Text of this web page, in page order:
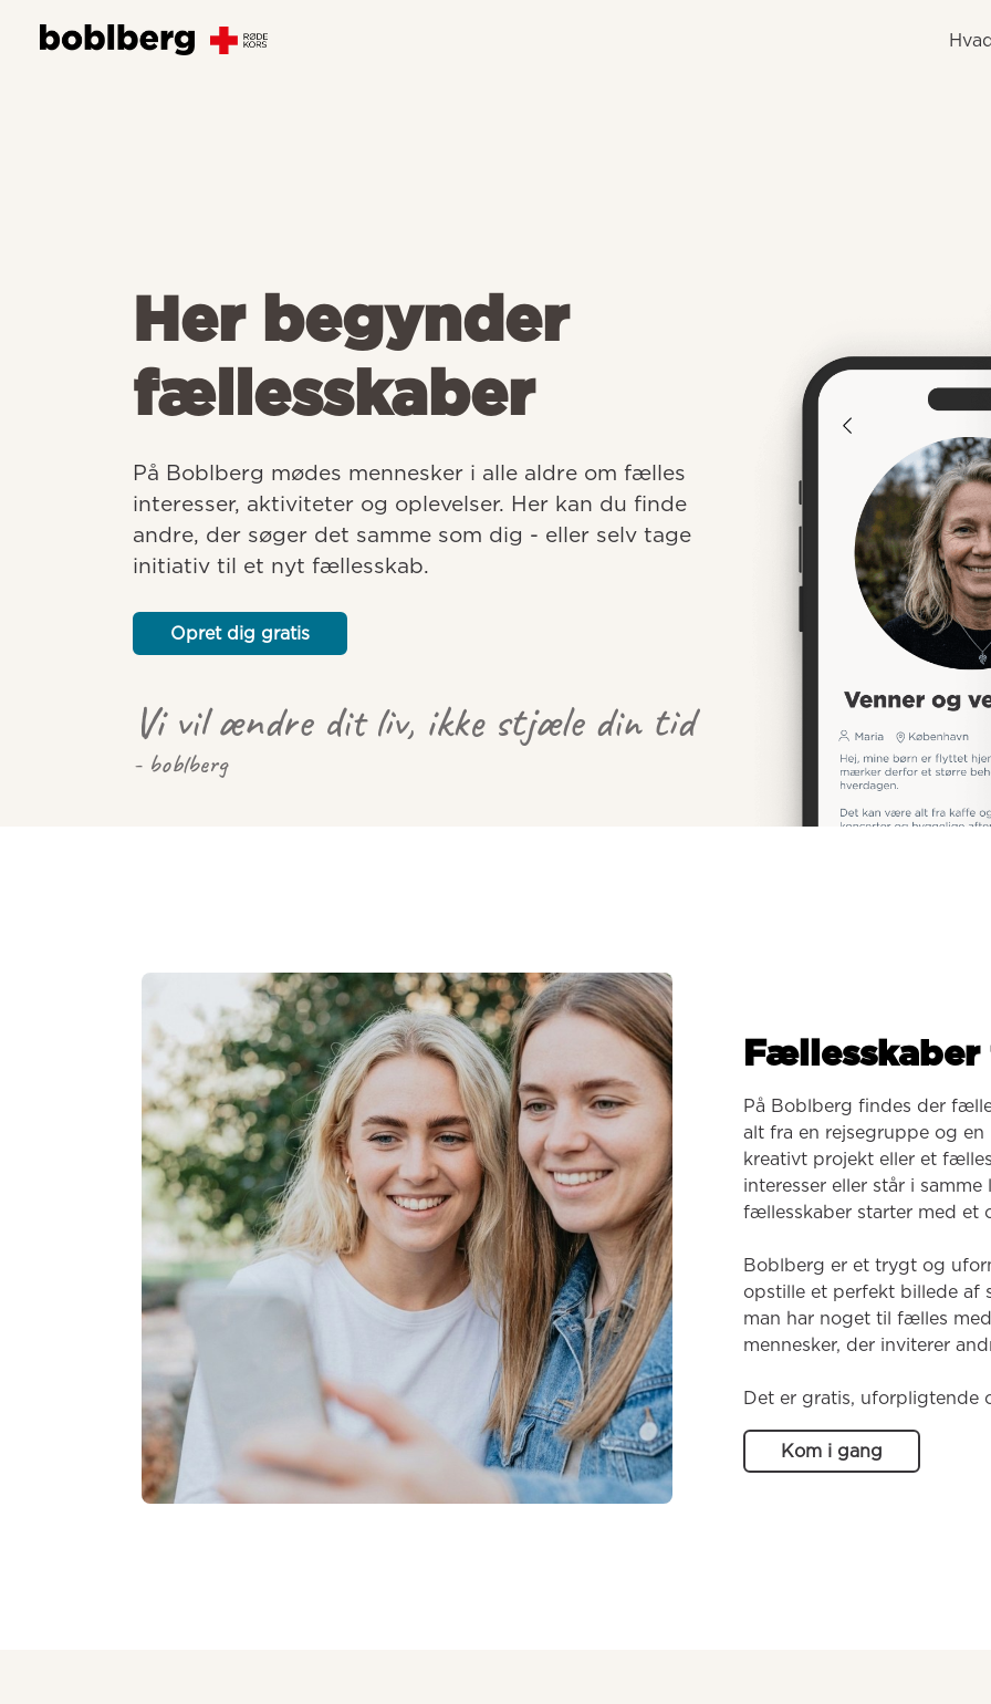
Her begynder
fællesskaber
På Boblberg mødes mennesker i alle aldre om fælles
interesser, aktiviteter og oplevelser. Her kan du finde
andre, der søger det samme som dig - eller selv tage
initiativ til et nyt fællesskab.
Opret dig gratis
Vi vil ændre dit liv, ikke stjæle din tid
- boblberg
På Boblberg findes der
alt fra en rejsegruppe og
kreativt projekt eller et
interesser eller står i
fællesskaber starter med et
Boblberg er et trygt og
opstille et perfekt billede af
man har noget til fælles
mennesker, der inviterer
Det er gratis, uforpligtende
Kom i gang